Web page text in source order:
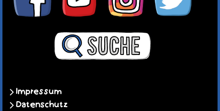
Impressum
Datenschutz